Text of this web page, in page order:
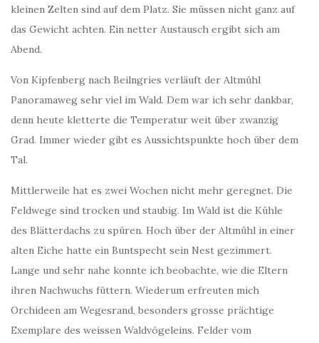
kleinen Zelten sind auf dem Platz. Sie müssen nicht ganz auf
das Gewicht achten. Ein netter Austausch ergibt sich am
Abend.
Von Kipfenberg nach Beilngries verläuft der Altmühl
Panoramaweg sehr viel im Wald. Dem war ich sehr dankbar,
denn heute kletterte die Temperatur weit über zwanzig
Grad. Immer wieder gibt es Aussichtspunkte hoch über dem
Tal.
Mittlerweile hat es zwei Wochen nicht mehr geregnet. Die
Feldwege sind trocken und staubig. Im Wald ist die Kühle
des Blätterdachs zu spüren. Hoch über der Altmühl in einer
alten Eiche hatte ein Buntspecht sein Nest gezimmert.
Lange und sehr nahe konnte ich beobachte, wie die Eltern
ihren Nachwuchs füttern. Wiederum erfreuten mich
Orchideen am Wegesrand, besonders grosse prächtige
Exemplare des weissen Waldvögeleins. Felder vom